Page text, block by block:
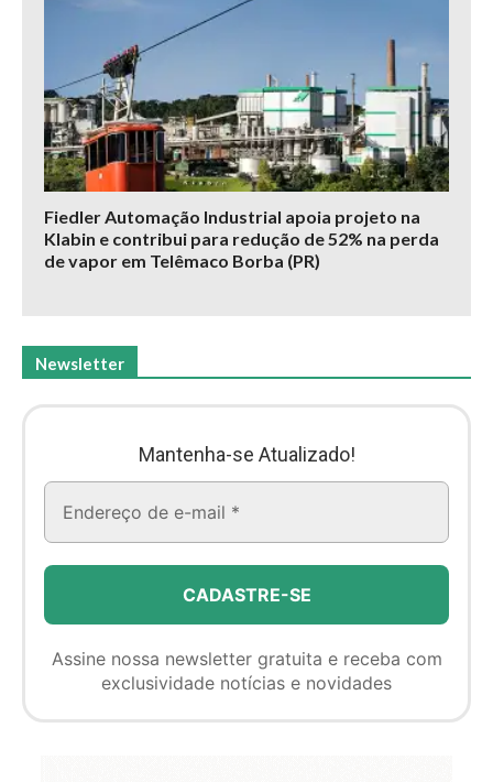
Fiedler Automação Industrial apoia projeto na
Klabin e contribui para redução de 52% na perda
de vapor em Telêmaco Borba (PR)
Newsletter
Mantenha-se Atualizado!
Assine nossa newsletter gratuita e receba com
exclusividade notícias e novidades